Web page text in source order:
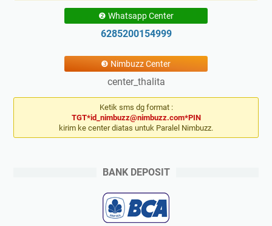
❷ Whatsapp Center
6285200154999
❸ Nimbuzz Center
center_thalita
Ketik sms dg format :
TGT*id_nimbuzz@nimbuzz.com*PIN
kirim ke center diatas untuk Paralel Nimbuzz.
BANK DEPOSIT